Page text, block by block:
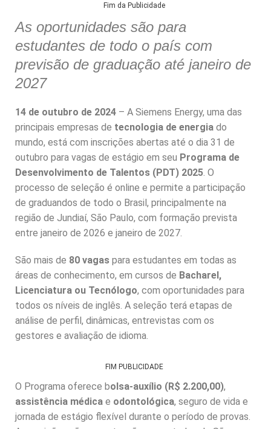
a
t
s
A
p
p
c
e
b
o
o
k
n
k
e
I
n
m
a
i
l
h
a
r
e
Fim da Publicidade
As oportunidades são para
estudantes de todo o país com
previsão de graduação até janeiro de
2027
14 de outubro de 2024 – A Siemens Energy, uma das
principais empresas de tecnologia de energia do
mundo, está com inscrições abertas até o dia 31 de
outubro para vagas de estágio em seu Programa de
Desenvolvimento de Talentos (PDT) 2025. O
processo de seleção é online e permite a participação
de graduandos de todo o Brasil, principalmente na
região de Jundiaí, São Paulo, com formação prevista
entre janeiro de 2026 e janeiro de 2027.
São mais de 80 vagas para estudantes em todas as
áreas de conhecimento, em cursos de Bacharel,
Licenciatura ou Tecnólogo, com oportunidades para
todos os níveis de inglês. A seleção terá etapas de
análise de perfil, dinâmicas, entrevistas com os
gestores e avaliação de idioma.
FIM PUBLICIDADE
O Programa oferece bolsa-auxílio (R$ 2.200,00),
assistência médica e odontológica, seguro de vida e
jornada de estágio flexível durante o período de provas.